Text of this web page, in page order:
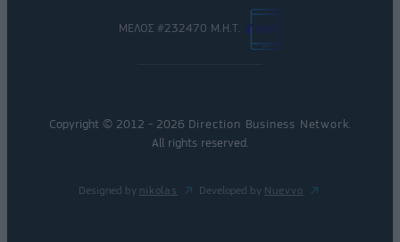
ΜΕΛΟΣ #232470 Μ.Η.Τ.
Copyright © 2012 - 2026 Direction Business Network
All rights reserved.
Designed by nikolas Developed by Nuevvo